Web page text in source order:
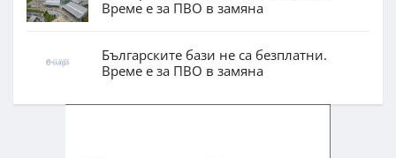
Време е за ПВО в замяна
Българските бази не са безплатни.
Време е за ПВО в замяна